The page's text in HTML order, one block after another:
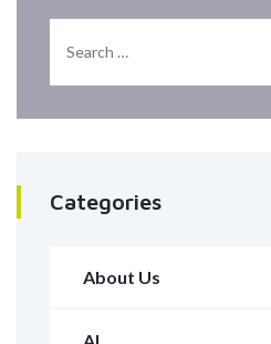
Categories
About Us
AI